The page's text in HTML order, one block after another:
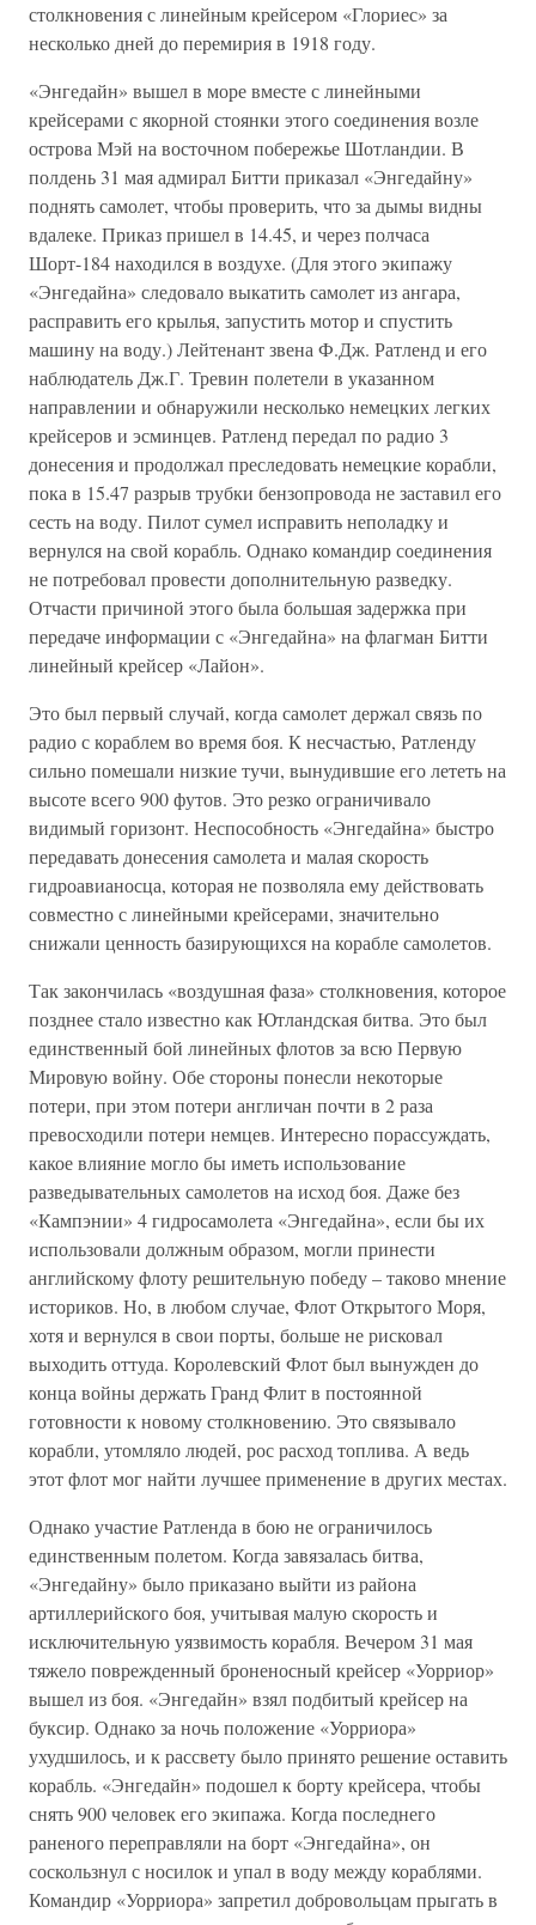
столкновения с линейным крейсером «Глориес» за
несколько дней до перемирия в 1918 году.
«Энгедайн» вышел в море вместе с линейными
крейсерами с якорной стоянки этого соединения возле
острова Мэй на восточном побережье Шотландии. В
полдень 31 мая адмирал Битти приказал «Энгедайну»
поднять самолет, чтобы проверить, что за дымы видны
вдалеке. Приказ пришел в 14.45, и через полчаса
Шорт-184 находился в воздухе. (Для этого экипажу
«Энгедайна» следовало выкатить самолет из ангара,
расправить его крылья, запустить мотор и спустить
машину на воду.) Лейтенант звена Ф.Дж. Ратленд и его
наблюдатель Дж.Г. Тревин полетели в указанном
направлении и обнаружили несколько немецких легких
крейсеров и эсминцев. Ратленд передал по радио 3
донесения и продолжал преследовать немецкие корабли,
пока в 15.47 разрыв трубки бензопровода не заставил его
сесть на воду. Пилот сумел исправить неполадку и
вернулся на свой корабль. Однако командир соединения
не потребовал провести дополнительную разведку.
Отчасти причиной этого была большая задержка при
передаче информации с «Энгедайна» на флагман Битти
линейный крейсер «Лайон».
Это был первый случай, когда самолет держал связь по
радио с кораблем во время боя. К несчастью, Ратленду
сильно помешали низкие тучи, вынудившие его лететь на
высоте всего 900 футов. Это резко ограничивало
видимый горизонт. Неспособность «Энгедайна» быстро
передавать донесения самолета и малая скорость
гидроавианосца, которая не позволяла ему действовать
совместно с линейными крейсерами, значительно
снижали ценность базирующихся на корабле самолетов.
Так закончилась «воздушная фаза» столкновения, которое
позднее стало известно как Ютландская битва. Это был
единственный бой линейных флотов за всю Первую
Мировую войну. Обе стороны понесли некоторые
потери, при этом потери англичан почти в 2 раза
превосходили потери немцев. Интересно порассуждать,
какое влияние могло бы иметь использование
разведывательных самолетов на исход боя. Даже без
«Кампэнии» 4 гидросамолета «Энгедайна», если бы их
использовали должным образом, могли принести
английскому флоту решительную победу – таково мнение
историков. Но, в любом случае, Флот Открытого Моря,
хотя и вернулся в свои порты, больше не рисковал
выходить оттуда. Королевский Флот был вынужден до
конца войны держать Гранд Флит в постоянной
готовности к новому столкновению. Это связывало
корабли, утомляло людей, рос расход топлива. А ведь
этот флот мог найти лучшее применение в других местах.
Однако участие Ратленда в бою не ограничилось
единственным полетом. Когда завязалась битва,
«Энгедайну» было приказано выйти из района
артиллерийского боя, учитывая малую скорость и
исключительную уязвимость корабля. Вечером 31 мая
тяжело поврежденный броненосный крейсер «Уорриор»
вышел из боя. «Энгедайн» взял подбитый крейсер на
буксир. Однако за ночь положение «Уорриора»
ухудшилось, и к рассвету было принято решение оставить
корабль. «Энгедайн» подошел к борту крейсера, чтобы
снять 900 человек его экипажа. Когда последнего
раненого переправляли на борт «Энгедайна», он
соскользнул с носилок и упал в воду между кораблями.
Командир «Уорриора» запретил добровольцам прыгать в